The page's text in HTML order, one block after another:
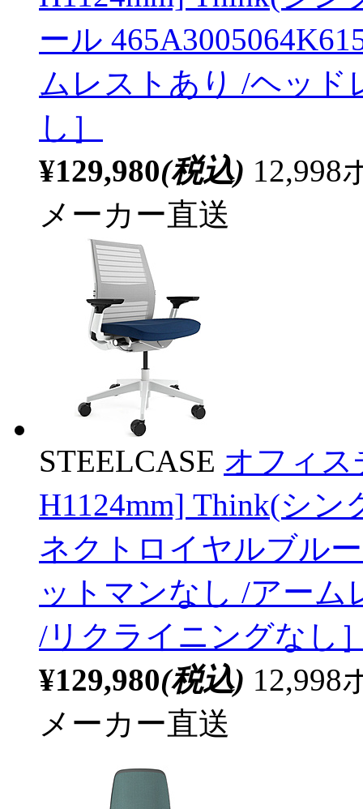
ール
ムレストあり /ヘッド
し］
¥129,980(税込) 12,998
メーカー直送
STEELCASE オフィス
H1124mm] Think(シ
ネクトロイヤルブルー
ットマンなし /アー
/リクライニングなし
¥129,980(税込) 12,998
メーカー直送